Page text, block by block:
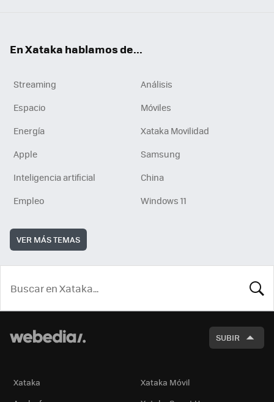
En Xataka hablamos de...
Streaming
Análisis
Espacio
Móviles
Energía
Xataka Movilidad
Apple
Samsung
Inteligencia artificial
China
Empleo
Windows 11
VER MÁS TEMAS
SUBIR
Xataka
Xataka Móvil